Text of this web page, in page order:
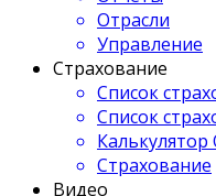
Отрасли
Управление
Страхование
Список
Список
Страхование
Видео